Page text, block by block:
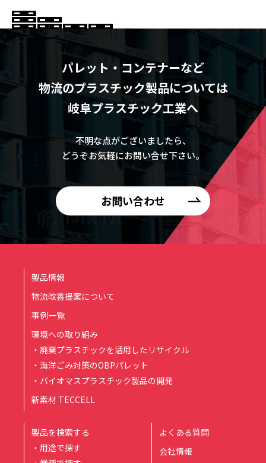
パレット・コンテナーなど
物流のプラスチック製品については
岐阜プラスチック工業へ
不明な点がございましたら、
どうぞお気軽にお問い合せ下さい。
お問い合わせ
製品情報
物流改善提案について
事例一覧
環境への取り組み
・廃棄プラスチックを活用したリサイクル
・海洋ごみ対策のOBPパレット
・バイオマスプラスチック製品の開発
新素材 TECCELL
製品を検索する
・用途で探す
よくある質問
会社情報